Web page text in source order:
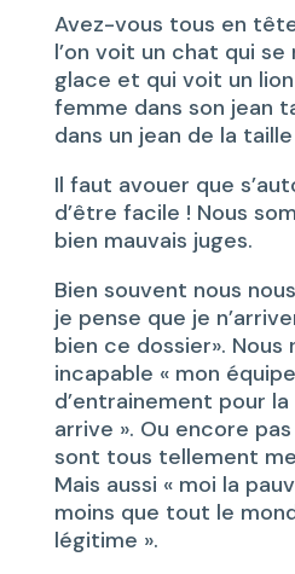
Avez-vous tous en
l’on voit un chat qui
glace et qui voit un
femme dans son jean
dans un jean de la
Il faut avouer que
d’être facile ! Nous
bien mauvais juges.
Bien souvent nous
je pense que je
bien ce dossier». Nous
incapable « mon
d’entrainement pour
arrive ». Ou encore
sont tous tellement
Mais aussi « moi la
moins que tout le
légitime ».